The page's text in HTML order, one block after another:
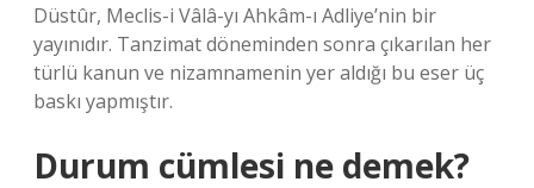
Düstûr, Meclis-i Vâlâ-yı Ahkâm-ı Adliye’nin bir
yayınıdır. Tanzimat döneminden sonra çıkarılan her
türlü kanun ve nizamnamenin yer aldığı bu eser üç
baskı yapmıştır.
Durum cümlesi ne demek?